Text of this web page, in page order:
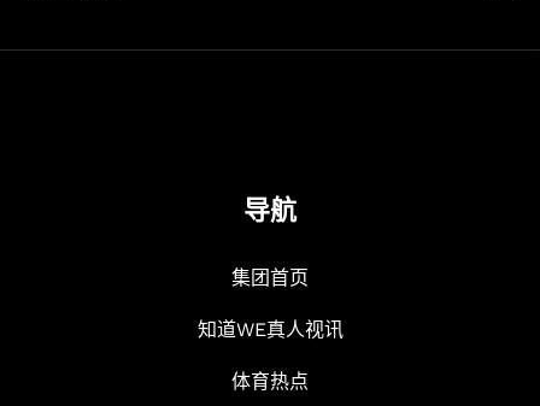
导航
集团首页
知道WE真人视讯
体育热点